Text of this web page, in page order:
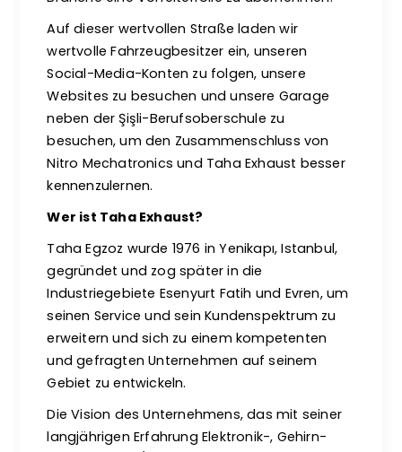
Auf dieser wertvollen Straße laden wir
wertvolle Fahrzeugbesitzer ein, unseren
Social-Media-Konten zu folgen, unsere
Websites zu besuchen und unsere Garage
neben der Şişli-Berufsoberschule zu
besuchen, um den Zusammenschluss von
Nitro Mechatronics und Taha Exhaust besser
kennenzulernen.
Wer ist Taha Exhaust?
Taha Egzoz wurde 1976 in Yenikapı, Istanbul,
gegründet und zog später in die
Industriegebiete Esenyurt Fatih und Evren, um
seinen Service und sein Kundenspektrum zu
erweitern und sich zu einem kompetenten
und gefragten Unternehmen auf seinem
Gebiet zu entwickeln.
Die Vision des Unternehmens, das mit seiner
langjährigen Erfahrung Elektronik-, Gehirn-